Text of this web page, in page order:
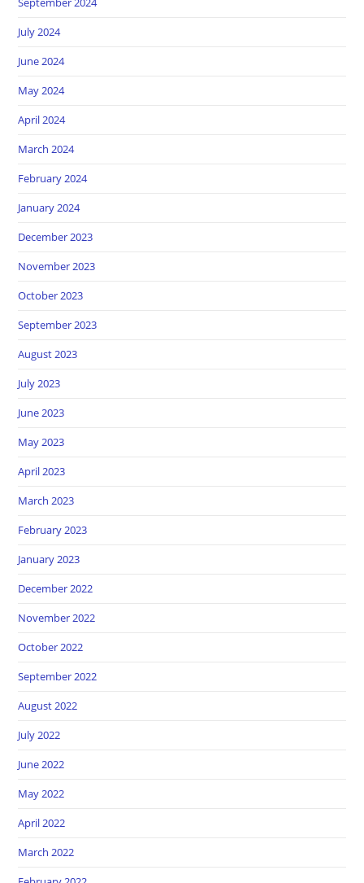
July 2024
June 2024
May 2024
April 2024
March 2024
February 2024
January 2024
December 2023
November 2023
October 2023
September 2023
August 2023
July 2023
June 2023
May 2023
April 2023
March 2023
February 2023
January 2023
December 2022
November 2022
October 2022
September 2022
August 2022
July 2022
June 2022
May 2022
April 2022
March 2022